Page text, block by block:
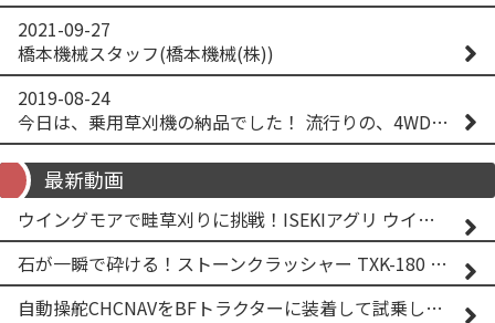
2021-09-27
橋本機械スタッフ(橋本機械(株))
2019-08-24
今日は、乗用草刈機の納品でした！ 流行りの、4WD！ #イセキアグリ #オーレック #四駆 #増税間近
最新動画
ウイングモアで畦草刈りに挑戦！ISEKIアグリ ウイングモア WM746AF
石が一瞬で砕ける！ストーンクラッシャー TXK-180 実演
自動操舵CHCNAVをBFトラクターに装着して試乗してみた！！ CHCNAV NX610